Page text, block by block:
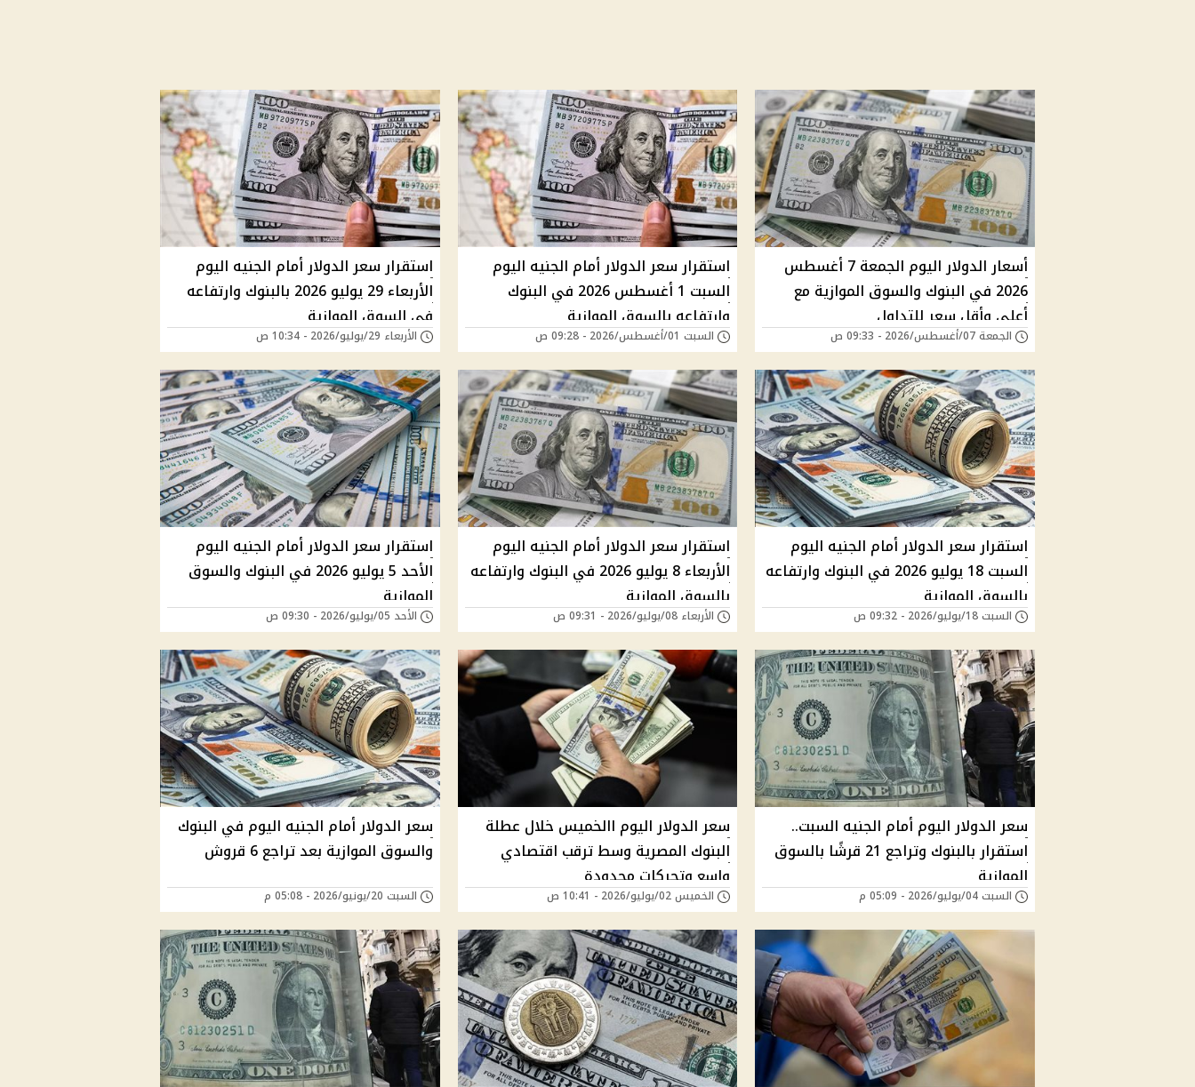
أسعار الدولار اليوم الجمعة 7 أغسطس
2026 في البنوك والسوق الموازية مع
أعلى وأقل سعر للتداول
الجمعة 07/أغسطس/2026 - 09:33 ص
استقرار سعر الدولار أمام الجنيه اليوم
السبت 1 أغسطس 2026 في البنوك
وارتفاعه بالسوق الموازية
السبت 01/أغسطس/2026 - 09:28 ص
استقرار سعر الدولار أمام الجنيه اليوم
الأربعاء 29 يوليو 2026 بالبنوك وارتفاعه
في السوق الموازية
الأربعاء 29/يوليو/2026 - 10:34 ص
استقرار سعر الدولار أمام الجنيه اليوم
السبت 18 يوليو 2026 في البنوك وارتفاعه
بالسوق الموازية
السبت 18/يوليو/2026 - 09:32 ص
استقرار سعر الدولار أمام الجنيه اليوم
الأربعاء 8 يوليو 2026 في البنوك وارتفاعه
بالسوق الموازية
الأربعاء 08/يوليو/2026 - 09:31 ص
استقرار سعر الدولار أمام الجنيه اليوم
الأحد 5 يوليو 2026 في البنوك والسوق
الموازية
الأحد 05/يوليو/2026 - 09:30 ص
سعر الدولار اليوم أمام الجنيه السبت..
استقرار بالبنوك وتراجع 21 قرشًا بالسوق
الموازية
السبت 04/يوليو/2026 - 05:09 م
سعر الدولار اليوم االخميس خلال عطلة
البنوك المصرية وسط ترقب اقتصادي
واسع وتحركات محدودة
الخميس 02/يوليو/2026 - 10:41 ص
سعر الدولار أمام الجنيه اليوم في البنوك
والسوق الموازية بعد تراجع 6 قروش
السبت 20/يونيو/2026 - 05:08 م